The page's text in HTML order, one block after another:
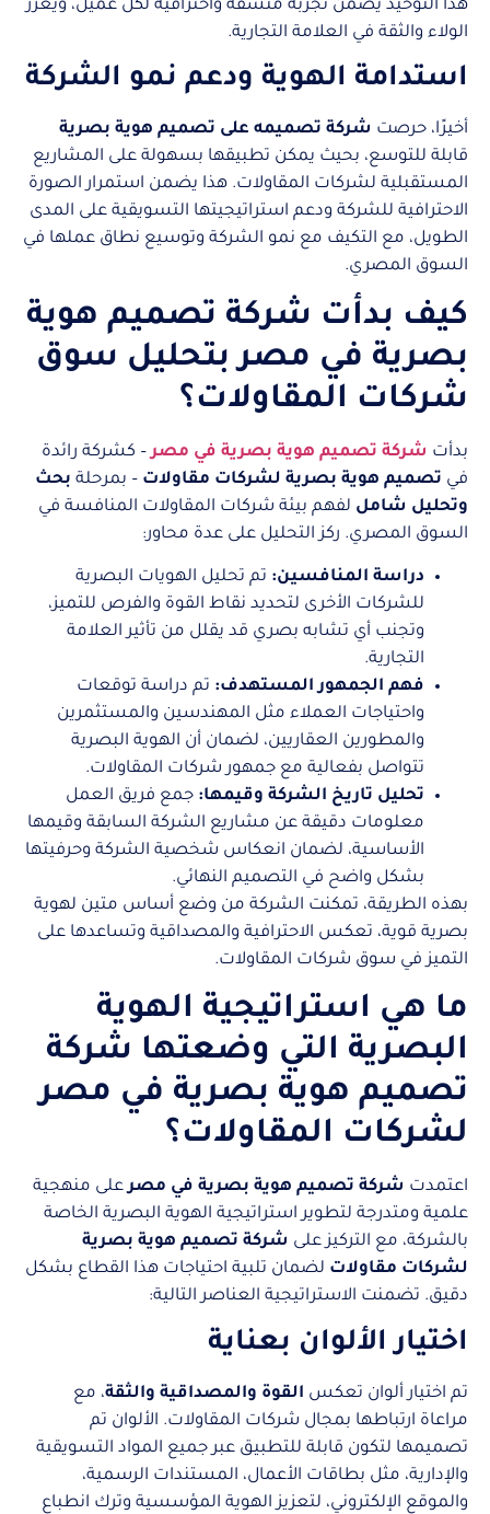
هذا التوحيد يضمن تجربة متسقة واحترافية لكل عميل، ويعزز
الولاء والثقة في العلامة التجارية.
استدامة الهوية ودعم نمو الشركة
أخيرًا، حرصت شركة تصميمه على تصميم هوية بصرية
قابلة للتوسع، بحيث يمكن تطبيقها بسهولة على المشاريع
المستقبلية لشركات المقاولات. هذا يضمن استمرار الصورة
الاحترافية للشركة ودعم استراتيجيتها التسويقية على المدى
الطويل، مع التكيف مع نمو الشركة وتوسيع نطاق عملها في
السوق المصري.
كيف بدأت شركة تصميم هوية
بصرية في مصر بتحليل سوق
شركات المقاولات؟
بدأت شركة تصميم هوية بصرية في مصر– كشركة رائدة
في تصميم هوية بصرية لشركات مقاولات – بمرحلة بحث
وتحليل شامل لفهم بيئة شركات المقاولات المنافسة في
السوق المصري. ركز التحليل على عدة محاور:
دراسة المنافسين: تم تحليل الهويات البصرية
للشركات الأخرى لتحديد نقاط القوة والفرص للتميز،
وتجنب أي تشابه بصري قد يقلل من تأثير العلامة
التجارية.
فهم الجمهور المستهدف: تم دراسة توقعات
واحتياجات العملاء مثل المهندسين والمستثمرين
والمطورين العقاريين، لضمان أن الهوية البصرية
تتواصل بفعالية مع جمهور شركات المقاولات.
تحليل تاريخ الشركة وقيمها: جمع فريق العمل
معلومات دقيقة عن مشاريع الشركة السابقة وقيمها
الأساسية، لضمان انعكاس شخصية الشركة وحرفيتها
بشكل واضح في التصميم النهائي.
بهذه الطريقة، تمكنت الشركة من وضع أساس متين لهوية
بصرية قوية، تعكس الاحترافية والمصداقية وتساعدها على
التميز في سوق شركات المقاولات.
ما هي استراتيجية الهوية
البصرية التي وضعتها شركة
تصميم هوية بصرية في مصر
لشركات المقاولات؟
اعتمدت شركة تصميم هوية بصرية في مصرعلى منهجية
علمية ومتدرجة لتطوير استراتيجية الهوية البصرية الخاصة
بالشركة، مع التركيز على شركة تصميم هوية بصرية
لشركات مقاولات لضمان تلبية احتياجات هذا القطاع بشكل
دقيق. تضمنت الاستراتيجية العناصر التالية:
اختيار الألوان بعناية
تم اختيار ألوان تعكس القوة والمصداقية والثقة، مع
مراعاة ارتباطها بمجال شركات المقاولات. الألوان تم
تصميمها لتكون قابلة للتطبيق عبر جميع المواد التسويقية
والإدارية، مثل بطاقات الأعمال، المستندات الرسمية،
والموقع الإلكتروني، لتعزيز الهوية المؤسسية وترك انطباع